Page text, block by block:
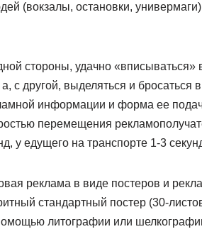
(вокзалы, остановки,
стороны, удачно «вписываться»
другой, выделяться и бросаться
информации и форма ее
перемещения
у едущего на транспорте 1-3
реклама в виде постеров и
стандартный постер (30-
литографии или